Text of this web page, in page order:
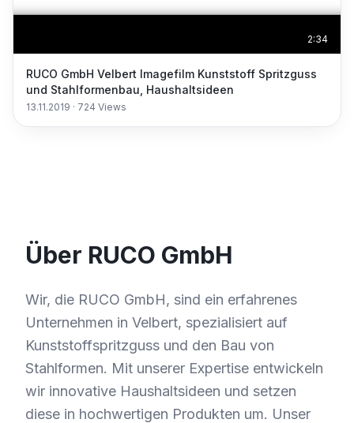
2:34
RUCO GmbH Velbert Imagefilm Kunststoff Spritzguss
und Stahlformenbau, Haushaltsideen
13.11.2019 · 724 Views
Über RUCO GmbH
Wir, die RUCO GmbH, sind ein erfahrenes
Unternehmen in Velbert, spezialisiert auf
Kunststoffspritzguss und den Bau von
Stahlformen. Mit unserer Expertise entwickeln
wir innovative Haushaltsideen und setzen
diese in hochwertigen Produkten um. Unser